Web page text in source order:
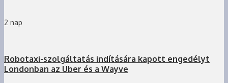
2 nap
Robotaxi-szolgáltatás indítására kapott engedélyt
Londonban az Uber és a Wayve